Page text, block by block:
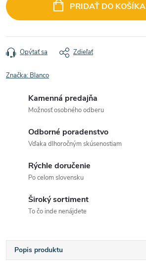
PRIDAŤ DO KOŠÍKA
Opýtať sa Zdieľať
Značka: Blanco
Kamenná predajňa
Možnosť osobného odberu
Odborné poradenstvo
Vďaka dlhoročným skúsenostiam
Rýchle doručenie
Po celom slovensku
Široký sortiment
To čo inde nenájdete
Popis produktu